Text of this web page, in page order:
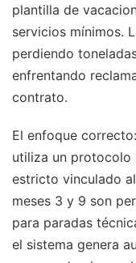
plantilla de
servicios mínimos.
perdiendo
enfrentando
contrato.
El enfoque
utiliza un protocolo
estricto vinculado
meses 3 y 9 son
para paradas
el sistema genera